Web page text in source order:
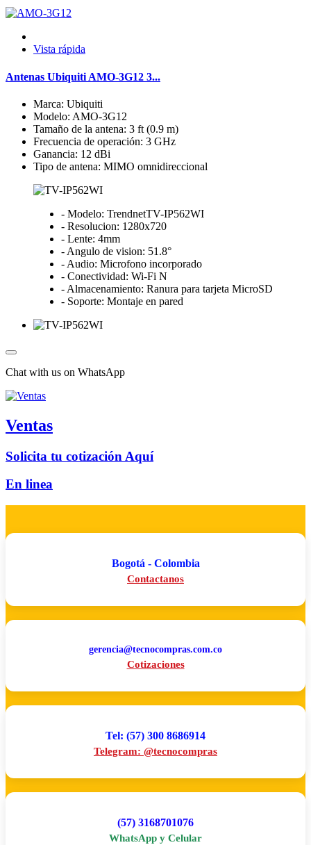
Vista rápida
Antenas Ubiquiti AMO-3G12 3...
Marca: Ubiquiti
Modelo: AMO-3G12
Tamaño de la antena: 3 ft (0.9 m)
Frecuencia de operación: 3 GHz
Ganancia: 12 dBi
Tipo de antena: MIMO omnidireccional
- Modelo: TrendnetTV-IP562WI
- Resolucion: 1280x720
- Lente: 4mm
- Angulo de vision: 51.8°
- Audio: Microfono incorporado
- Conectividad: Wi-Fi N
- Almacenamiento: Ranura para tarjeta MicroSD
- Soporte: Montaje en pared
Chat with us on WhatsApp
Ventas
Solicita tu cotización Aquí
En linea
Bogotá - Colombia
Contactanos
gerencia@tecnocompras.com.co
Cotizaciones
Tel: (57) 300 8686914
Telegram: @tecnocompras
(57) 3168701076
WhatsApp y Celular